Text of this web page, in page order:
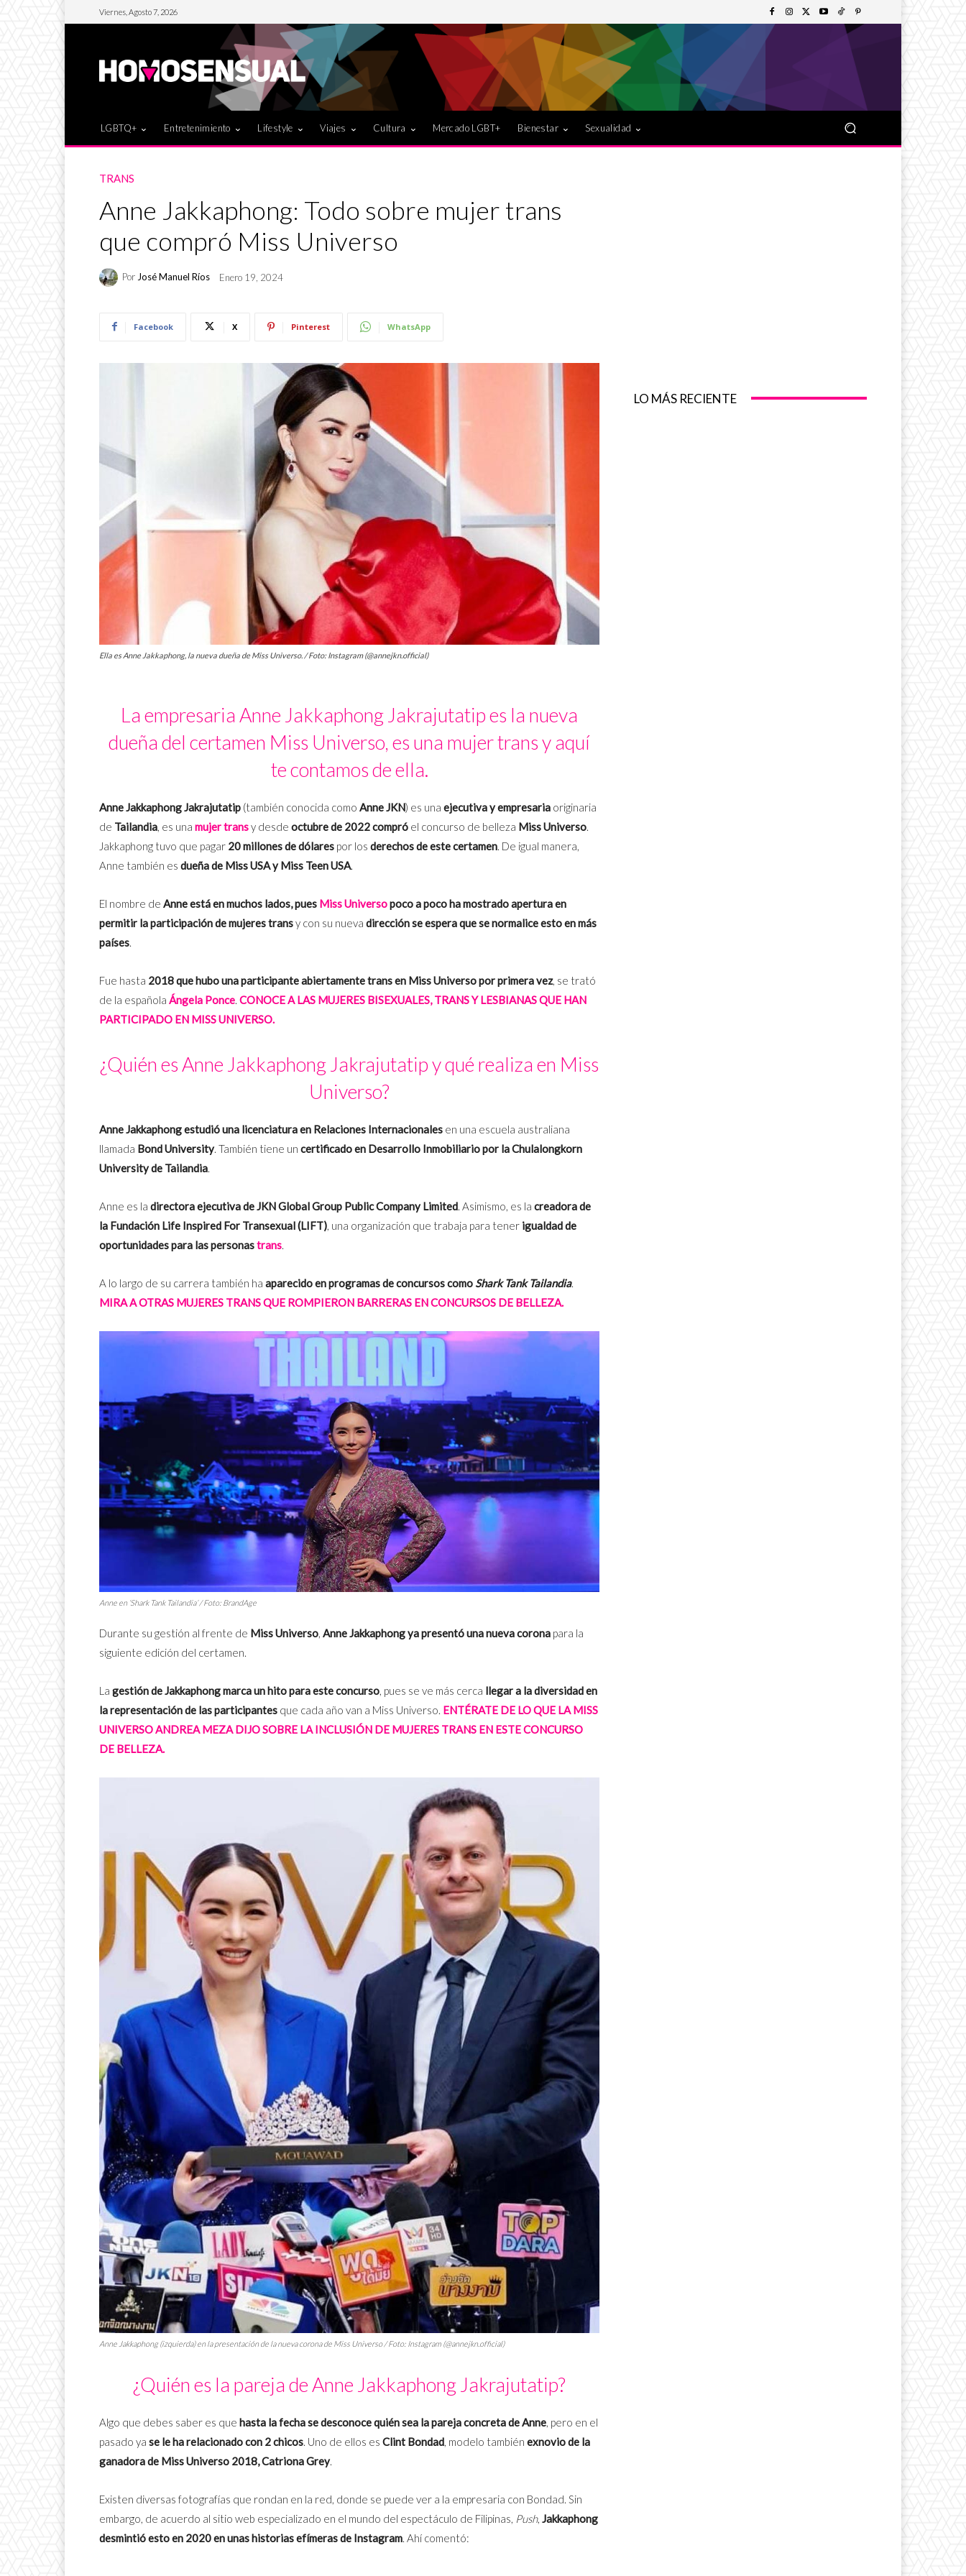
Viernes, Agosto 7, 2026
LGBTQ+ Entretenimiento Lifestyle Viajes Cultura Mercado LGBT+ Bienestar Sexualidad
TRANS
Anne Jakkaphong: Todo sobre mujer trans
que compró Miss Universo
PorJosé Manuel Ríos Enero 19, 2024
Facebook X Pinterest WhatsApp
Ella es Anne Jakkaphong, la nueva dueña de Miss Universo. / Foto: Instagram (@annejkn.official)
La empresaria Anne Jakkaphong Jakrajutatip es la nueva
dueña del certamen Miss Universo, es una mujer trans y aquí
te contamos de ella.
Anne Jakkaphong Jakrajutatip (también conocida como Anne JKN) es una ejecutiva y empresaria originaria
de Tailandia, es una mujer transy desde octubre de 2022 compró el concurso de belleza Miss Universo.
Jakkaphong tuvo que pagar 20 millones de dólares por los derechos de este certamen. De igual manera,
Anne también es dueña de Miss USA y Miss Teen USA.
El nombre de Anne está en muchos lados, pues Miss Universopoco a poco ha mostrado apertura en
permitir la participación de mujeres transy con su nueva dirección se espera que se normalice esto en más
países.
Fue hasta 2018 que hubo una participante abiertamente trans en Miss Universo por primera vez, se trató
de la española Ángela Ponce. CONOCE A LAS MUJERES BISEXUALES, TRANS Y LESBIANAS QUE HAN
PARTICIPADO EN MISS UNIVERSO.
¿Quién es Anne Jakkaphong Jakrajutatip y qué realiza en Miss
Universo?
Anne Jakkaphong estudió una licenciatura en Relaciones Internacionales en una escuela australiana
llamada Bond University. También tiene un certificado en Desarrollo Inmobiliario por laChulalongkorn
University de Tailandia.
Anne es la directora ejecutiva de JKN Global Group Public Company Limited. Asimismo, es la creadora de
la Fundación Life Inspired For Transexual (LIFT), una organización que trabaja para tener igualdad de
oportunidades para las personastrans.
A lo largo de su carrera también ha aparecido en programas de concursos comoShark Tank Tailandia.
MIRA A OTRAS MUJERES TRANS QUE ROMPIERON BARRERAS EN CONCURSOS DE BELLEZA.
Anne en ‘Shark Tank Tailandia’ / Foto: BrandAge
Durante su gestión al frente de Miss Universo, Anne Jakkaphong ya presentó una nueva corona para la
siguiente edición del certamen.
La gestión de Jakkaphong marca un hito para este concurso, pues se ve más cerca llegar a la diversidad en
la representación de las participantes que cada año van a Miss Universo. ENTÉRATE DE LO QUE LA MISS
UNIVERSO ANDREA MEZA DIJO SOBRE LA INCLUSIÓN DE MUJERES TRANS EN ESTE CONCURSO
DE BELLEZA.
Anne Jakkaphong (izquierda) en la presentación de la nueva corona de Miss Universo / Foto: Instagram (@annejkn.official)
¿Quién es la pareja de Anne Jakkaphong Jakrajutatip?
Algo que debes saber es que hasta la fecha se desconoce quién sea la pareja concreta de Anne, pero en el
pasado ya se le ha relacionado con 2 chicos. Uno de ellos es Clint Bondad, modelo también exnovio de la
ganadora de Miss Universo 2018, Catriona Grey.
Existen diversas fotografías que rondan en la red, donde se puede ver a la empresaria con Bondad. Sin
embargo, de acuerdo al sitio web especializado en el mundo del espectáculo de Filipinas, Push, Jakkaphong
desmintió esto en 2020 en unas historias efímeras de Instagram. Ahí comentó:
LO MÁS RECIENTE